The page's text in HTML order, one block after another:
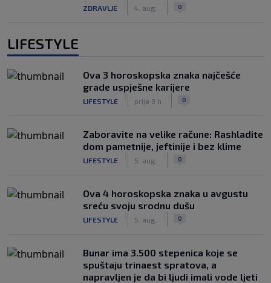
ZDRAVLJE 4. aug. 0
LIFESTYLE
Ova 3 horoskopska znaka najčešće
grade uspješne karijere
LIFESTYLE prije 9 h 0
Zaboravite na velike račune: Rashladite
dom pametnije, jeftinije i bez klime
LIFESTYLE 5. aug. 0
Ova 4 horoskopska znaka u avgustu
sreću svoju srodnu dušu
LIFESTYLE 5. aug. 0
Bunar imа 3.500 stepenica koje se
spuštaju trinaest spratova, a
napravljen je da bi ljudi imali vode ljeti